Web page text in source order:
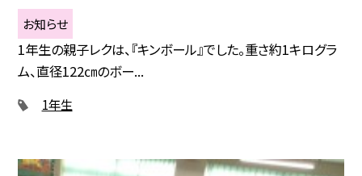
お知らせ
1年生の親子レクは、『キンボール』でした。重さ約1キログラ
ム、直径122㎝のボー...
1年生